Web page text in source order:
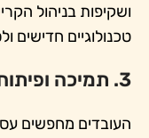
ושקיפות בניהול
טכנולוגיים חדישים
3. תמיכה ופיתוח:
העובדים מחפשים